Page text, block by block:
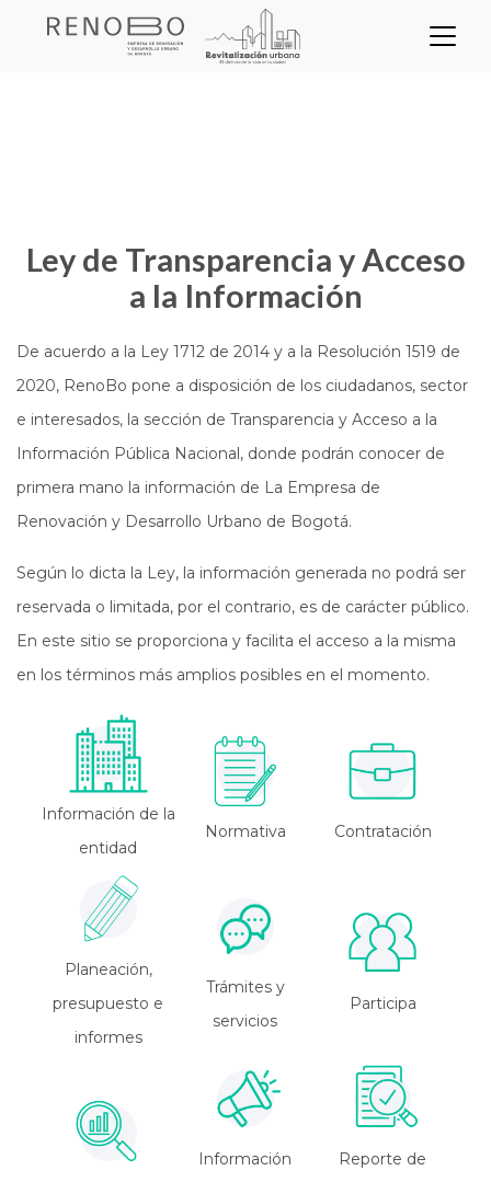
Sitio Web Empresa de
Transparencia
Ley de Transparencia y Acceso
a la Información
De acuerdo a la Ley 1712 de 2014 y a la Resolución 1519 de
2020, RenoBo pone a disposición de los ciudadanos, sector
e interesados, la sección de Transparencia y Acceso a la
Información Pública Nacional, donde podrán conocer de
primera mano la información de La Empresa de
Renovación y Desarrollo Urbano de Bogotá.
Según lo dicta la Ley, la información generada no podrá ser
reservada o limitada, por el contrario, es de carácter público.
En este sitio se proporciona y facilita el acceso a la misma
en los términos más amplios posibles en el momento.
Información de la
entidad
Normativa Contratación
Planeación,
presupuesto e
informes
Trámites y
servicios
Participa
Información
Reporte de